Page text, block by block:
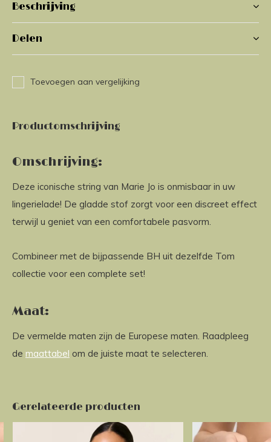
Beschrijving
Delen
Toevoegen aan vergelijking
Productomschrijving
Omschrijving:
Deze iconische string van Marie Jo is onmisbaar in uw
lingerielade! De gladde stof zorgt voor een discreet effect
terwijl u geniet van een comfortabele pasvorm.
Combineer met de bijpassende BH uit dezelfde Tom
collectie voor een complete set!
Maat:
De vermelde maten zijn de Europese maten. Raadpleeg
de maattabel om de juiste maat te selecteren.
Gerelateerde producten